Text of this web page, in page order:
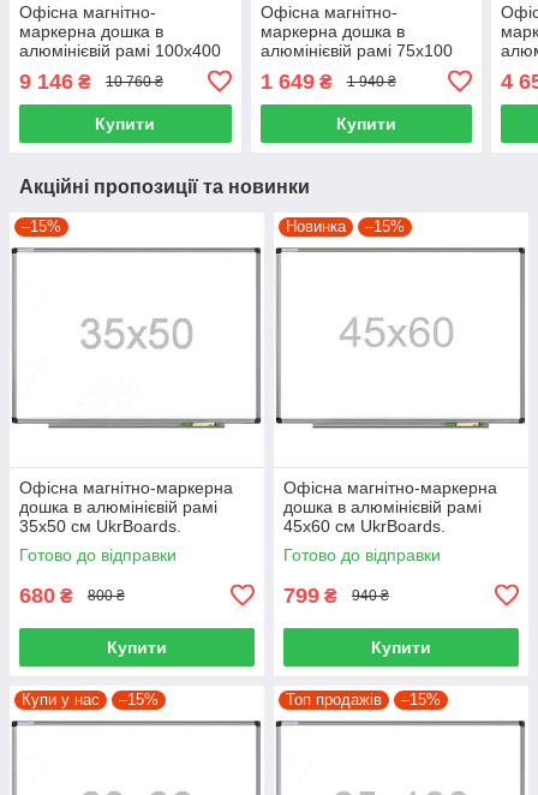
Офісна магнітно-
маркерна дошка в
алюмінієвій рамі 100х400
см UkrBoards. Магнітно-
маркерна дошка.
9 146 ₴ 10 760 ₴
Купити
Офісна магнітно-
маркерна дошка в
алюмінієвій рамі 75х100
см UkrBoards. Магнітно-
маркерна дошка.
1 649₴ 1 940 ₴
Купити
4
Акційні пропозиції та новинки
–15%
Офісна магнітно-маркерна
дошка в алюмінієвій рамі
35х50 см UkrBoards.
Магнітно-маркерна дошка.
Готово до відправки
680 ₴ 800 ₴
Купити
Новинка –15%
Офісна магнітно-маркерна
дошка в алюмінієвій рамі
45х60 см UkrBoards.
Магнітно-маркерна дошка.
Готово до відправки
799 ₴ 940 ₴
Купити
Купи у нас –15% Топ продажів –15%